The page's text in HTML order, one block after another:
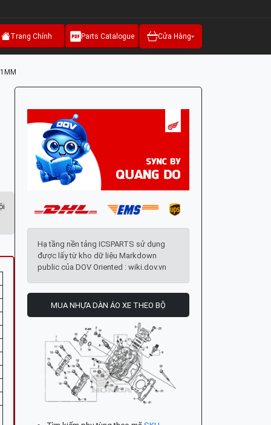
Trang Chính Parts Catalogue Cửa Hàng
Hạ tầng nền tảng ICSPARTS sử dụng
được lấy từ kho dữ liệu Markdown
public của DOV Oriented : wiki.dov.vn
MUA NHỰA DÀN ÁO XE THEO BỘ